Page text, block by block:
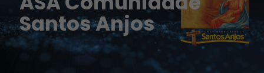
Santos Anjos